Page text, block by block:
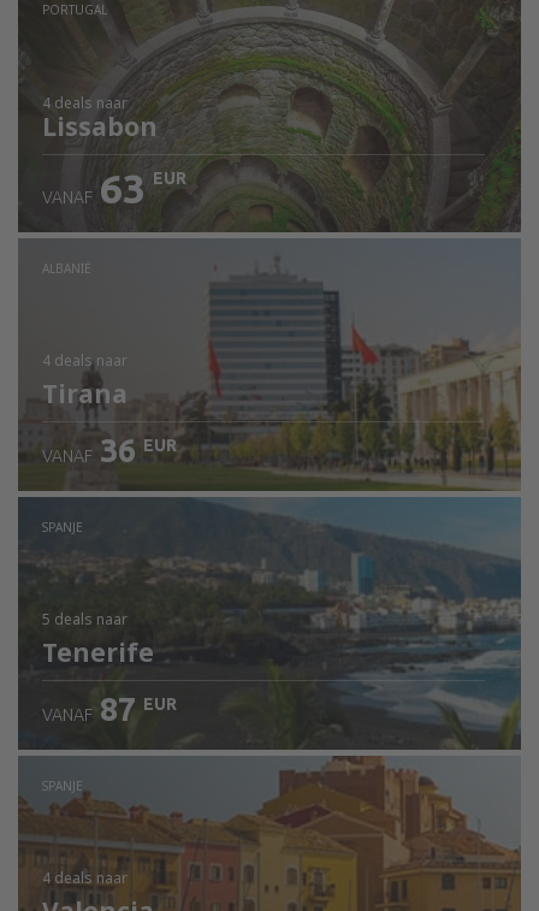
PORTUGAL
4 deals naar
Lissabon
VANAF 63 EUR
ALBANIË
4 deals naar
Tirana
VANAF 36 EUR
SPANJE
5 deals naar
Tenerife
VANAF 87 EUR
SPANJE
4 deals naar